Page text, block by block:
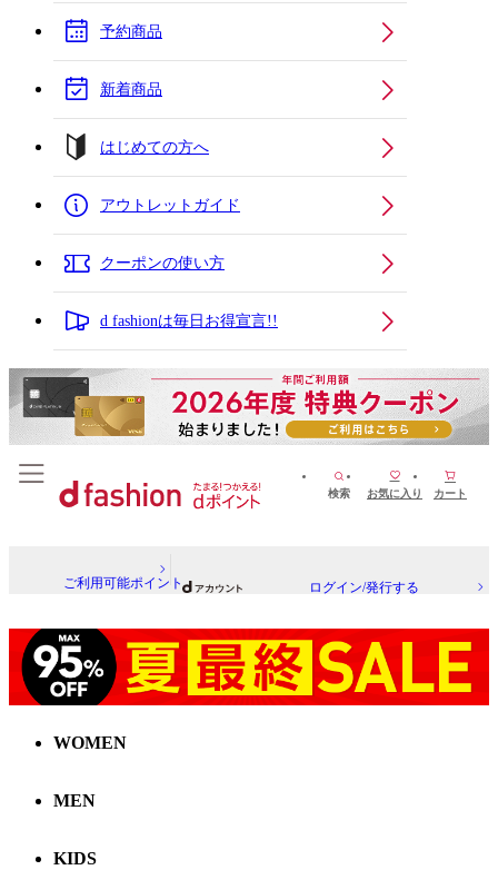
予約商品
新着商品
はじめての方へ
アウトレットガイド
クーポンの使い方
d fashionは毎日お得宣言!!
検索 お気に入り カート
ご利用可能ポイント ログイン/発行する
WOMEN
MEN
KIDS